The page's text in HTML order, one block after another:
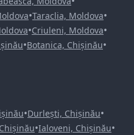
•Taraclia, Moldova•
•Criuleni, Moldova•
•Botanica, Chișinău•
•Durlești, Chișinău•
•Ialoveni, Chișinău•